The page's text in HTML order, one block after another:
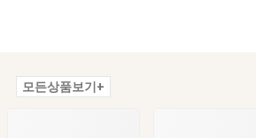
모든상품보기+